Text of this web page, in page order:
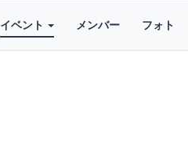
イベント メンバー フォト